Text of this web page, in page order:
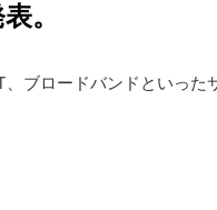
。
ブロードバンドといった